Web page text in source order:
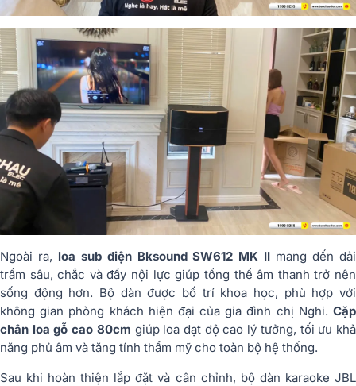
Ngoài ra, loa sub điện Bksound SW612 MK II mang đến dải
trầm sâu, chắc và đầy nội lực giúp tổng thể âm thanh trở nên
sống động hơn. Bộ dàn được bố trí khoa học, phù hợp với
không gian phòng khách hiện đại của gia đình chị Nghi. Cặp
chân loa gỗ cao 80cm giúp loa đạt độ cao lý tưởng, tối ưu khả
năng phủ âm và tăng tính thẩm mỹ cho toàn bộ hệ thống.
Sau khi hoàn thiện lắp đặt và cân chỉnh, bộ dàn karaoke JBL